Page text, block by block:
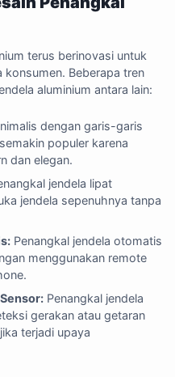
terus berinovasi untuk
konsumen. Beberapa tren
aluminium antara lain:
dengan garis-garis
populer karena
dan elegan.
jendela lipat
jendela sepenuhnya tanpa
Penangkal jendela otomatis
menggunakan remote
Penangkal jendela
gerakan atau getaran
terjadi upaya